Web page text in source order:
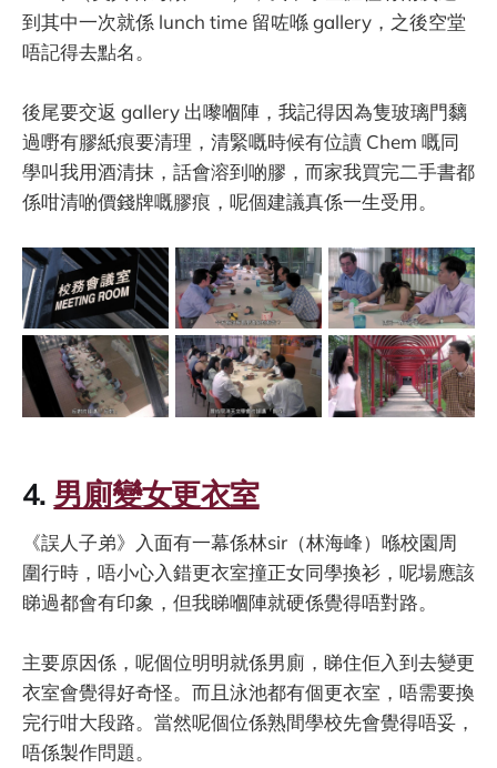
到其中一次就係 lunch time 留咗喺 gallery，之後空堂
唔記得去點名。
後尾要交返 gallery 出嚟嗰陣，我記得因為隻玻璃門黐
過嘢有膠紙痕要清理，清緊嘅時候有位讀 Chem 嘅同
學叫我用酒清抹，話會溶到啲膠，而家我買完二手書都
係咁清啲價錢牌嘅膠痕，呢個建議真係一生受用。
4. 男廁變女更衣室
《誤人子弟》入面有一幕係林sir（林海峰）喺校園周
圍行時，唔小心入錯更衣室撞正女同學換衫，呢場應該
睇過都會有印象，但我睇嗰陣就硬係覺得唔對路。
主要原因係，呢個位明明就係男廁，睇住佢入到去變更
衣室會覺得好奇怪。而且泳池都有個更衣室，唔需要換
完行咁大段路。當然呢個位係熟間學校先會覺得唔妥，
唔係製作問題。